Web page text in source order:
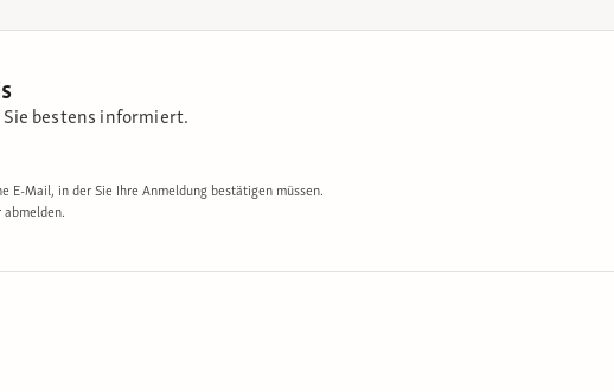
bestens informiert.
E-Mail, in der Sie Ihre Anmeldung bestätigen müssen.